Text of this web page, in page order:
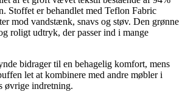
Stoffet er behandlet med Teflon Fabric
mod vandstænk, snavs og støv. Den grønne
roligt udtryk, der passer ind i mange
bidrager til en behagelig komfort, mens
let at kombinere med andre møbler i
øvrige indretning.